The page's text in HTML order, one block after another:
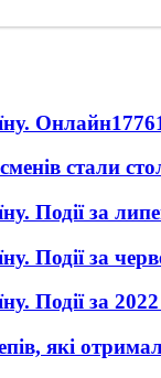
Онлайн1776
стали
Події за
Події за
Події за
які